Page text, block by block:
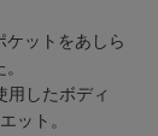
ケットをあしら
用したボディ
ット。